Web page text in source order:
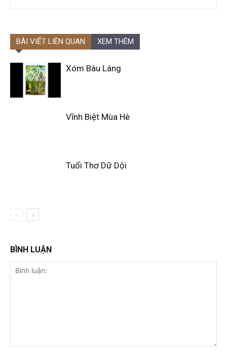
BÀI VIẾT LIÊN QUAN XEM THÊM
Xóm Bàu Láng
Vĩnh Biệt Mùa Hè
Tuổi Thơ Dữ Dội
BÌNH LUẬN